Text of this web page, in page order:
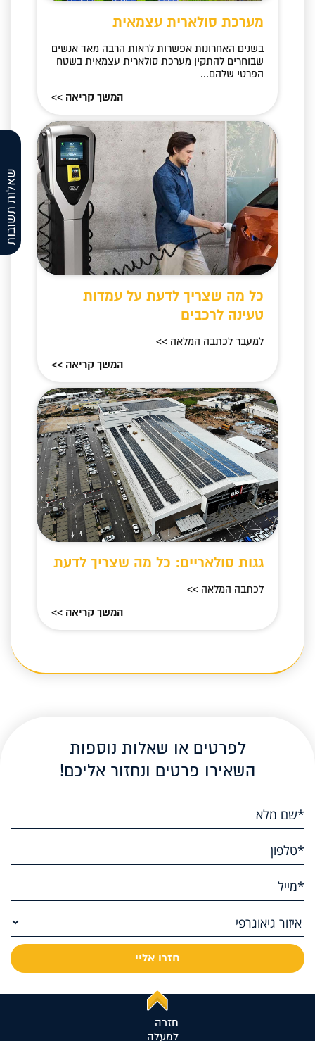
שאלות תשובות
מערכת סולארית עצמאית
בשנים האחרונות אפשרות לראות הרבה מאד אנשים
שבוחרים להתקין מערכת סולארית עצמאית בשטח
הפרטי שלהם...
המשך קריאה >>
כל מה שצריך לדעת על עמדות
טעינה לרכבים
למעבר לכתבה המלאה >>
המשך קריאה >>
גגות סולאריים: כל מה שצריך לדעת
לכתבה המלאה >>
המשך קריאה >>
לפרטים או שאלות נוספות
השאירו פרטים ונחזור אליכם!
חזרה
למעלה